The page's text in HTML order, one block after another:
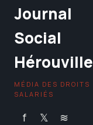
Journal
Social
Hérouville
MÉDIA DES DROITS
SALARIÉS
f 𝕏 ≋